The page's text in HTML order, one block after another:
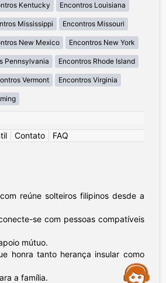
Kentucky Encontros Louisiana
Mississippi Encontros Missouri
New Mexico Encontros New York
Pennsylvania Encontros Rhode Island
Vermont Encontros Virginia
Contato FAQ
reúne solteiros filipinos desde a
se com pessoas compatíveis
mútuo.
honra tanto herança insular como
a família.